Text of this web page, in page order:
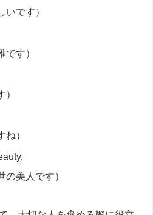
いです）
です）
）
ね）
の美人です）